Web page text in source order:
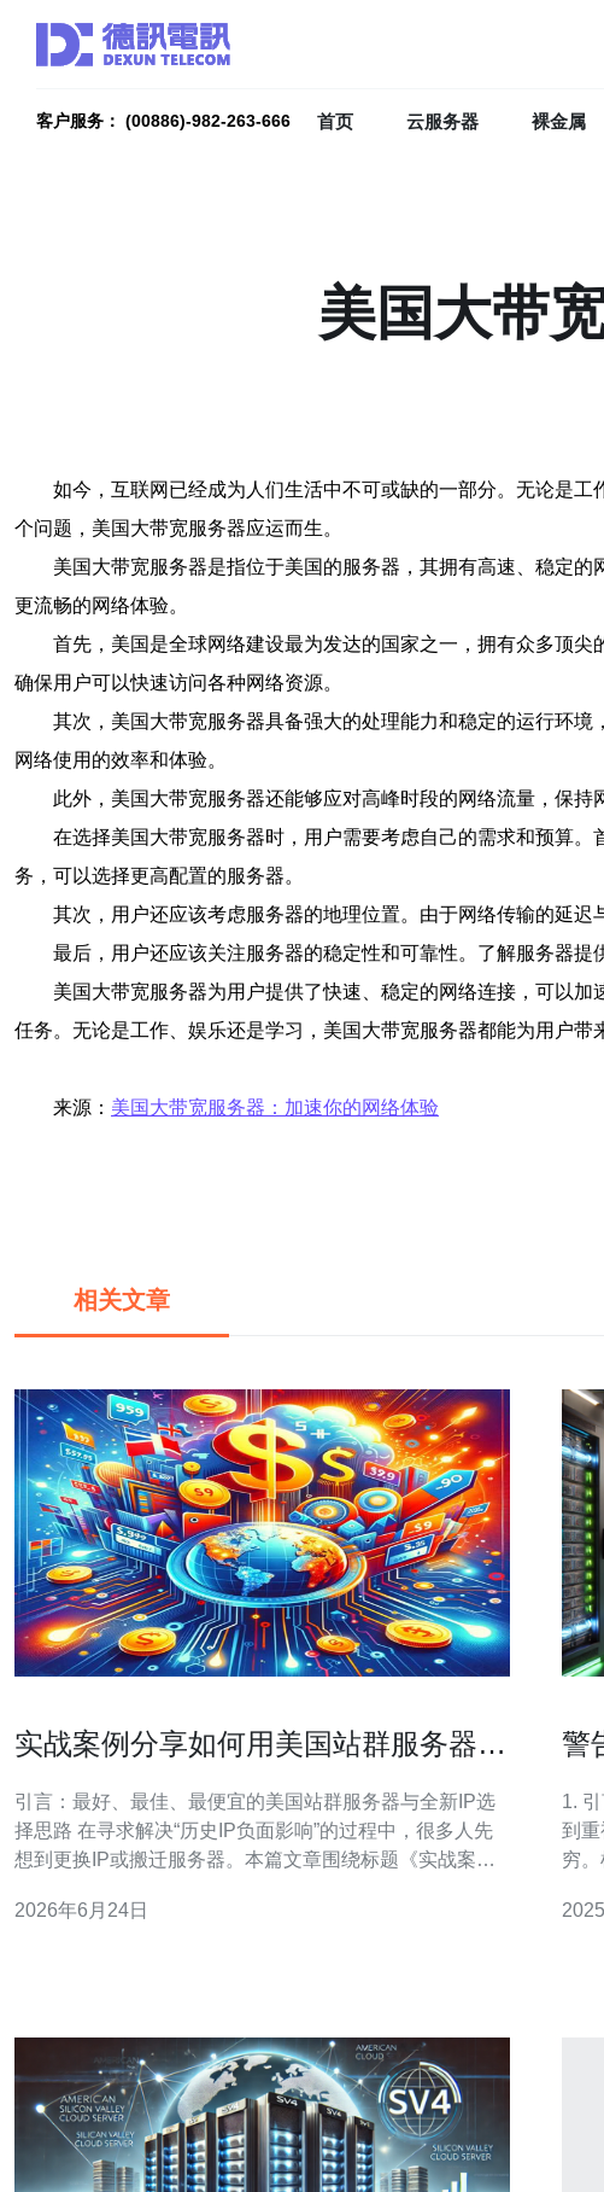
客户服务： (00886)-982-263-666 首页 云服务器 裸金属
美国大带
如今，互联网已经成为人们生活中不可或缺的一部分。无论是
个问题，美国大带宽服务器应运而生。
美国大带宽服务器是指位于美国的服务器，其拥有高速、稳定
更流畅的网络体验。
首先，美国是全球网络建设最为发达的国家之一，拥有众多顶
确保用户可以快速访问各种网络资源。
其次，美国大带宽服务器具备强大的处理能力和稳定的运行环
网络使用的效率和体验。
此外，美国大带宽服务器还能够应对高峰时段的网络流量，保
在选择美国大带宽服务器时，用户需要考虑自己的需求和预算
务，可以选择更高配置的服务器。
其次，用户还应该考虑服务器的地理位置。由于网络传输的延
最后，用户还应该关注服务器的稳定性和可靠性。了解服务器
美国大带宽服务器为用户提供了快速、稳定的网络连接，可以
任务。无论是工作、娱乐还是学习，美国大带宽服务器都能为用户带
来源： 美国大带宽服务器：加速你的网络体验
相关文章
实战案例分享如何用美国站群服务器全
引言：最好、最佳、最便宜的美国站群服务器与全新IP选
择思路 在寻求解决“历史IP负面影响”的过程中，很多人先
想到更换IP或搬迁服务器。本篇文章围绕标题《实战案例
展开，先给出最好的实践、最佳性价比和最便宜但可用的
2026年6月24日
警
1. 引言 随着互联网的迅猛发展，服务
到
穷
之重。 2. 美国服务器面临的主要安